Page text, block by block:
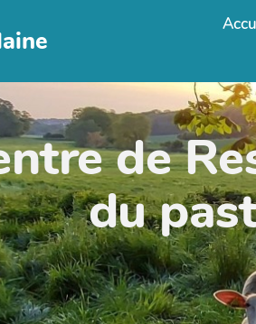
de
du